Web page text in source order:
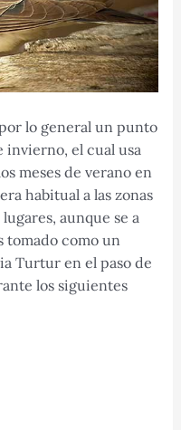
lo general un punto
invierno, el cual usa
meses de verano en
habitual a las zonas
aunque se a
tomado como un
Turtur en el paso de
los siguientes